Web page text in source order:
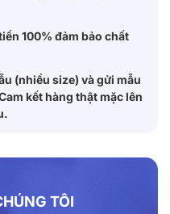
100% đảm bảo chất
(nhiều size) và gửi mẫu
kết hàng thật mặc lên
TÔI